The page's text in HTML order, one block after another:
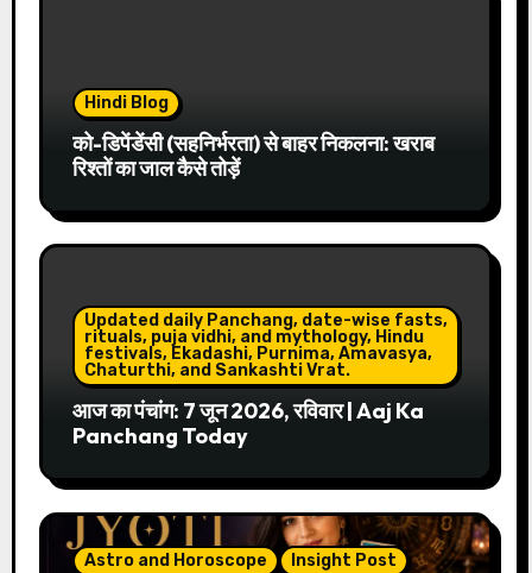
Hindi Blog
को-डिपेंडेंसी (सहनिर्भरता) से बाहर निकलना: खराब
रिश्तों का जाल कैसे तोड़ें
Updated daily Panchang, date-wise fasts,
rituals, puja vidhi, and mythology, Hindu
festivals, Ekadashi, Purnima, Amavasya,
Chaturthi, and Sankashti Vrat.
आज का पंचांग: 7 जून 2026, रविवार | Aaj Ka
Panchang Today
Astro and Horoscope
Insight Post